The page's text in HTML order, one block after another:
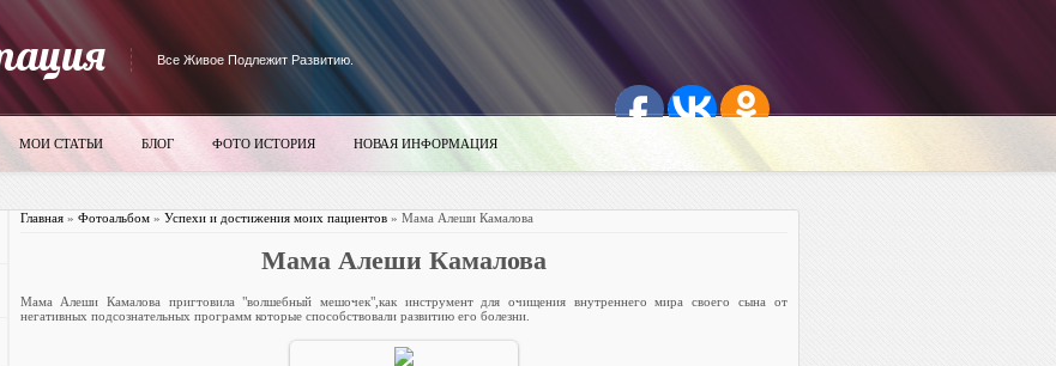
Все Живое Подлежит Развитию.
МОИ СТАТЬИ БЛОГ ФОТО ИСТОРИЯ НОВАЯ ИНФОРМАЦИЯ
Главная» Фотоальбом» Успехи и достижения моих пациентов» Мама Алеши Камалова
Мама Алеши Камалова
Мама Алеши Камалова пригтовила "волшебный мешочек",как инструмент для очищения внутреннего мира своего сына от
негативных подсознательных программ которые способствовали развитию его болезни.